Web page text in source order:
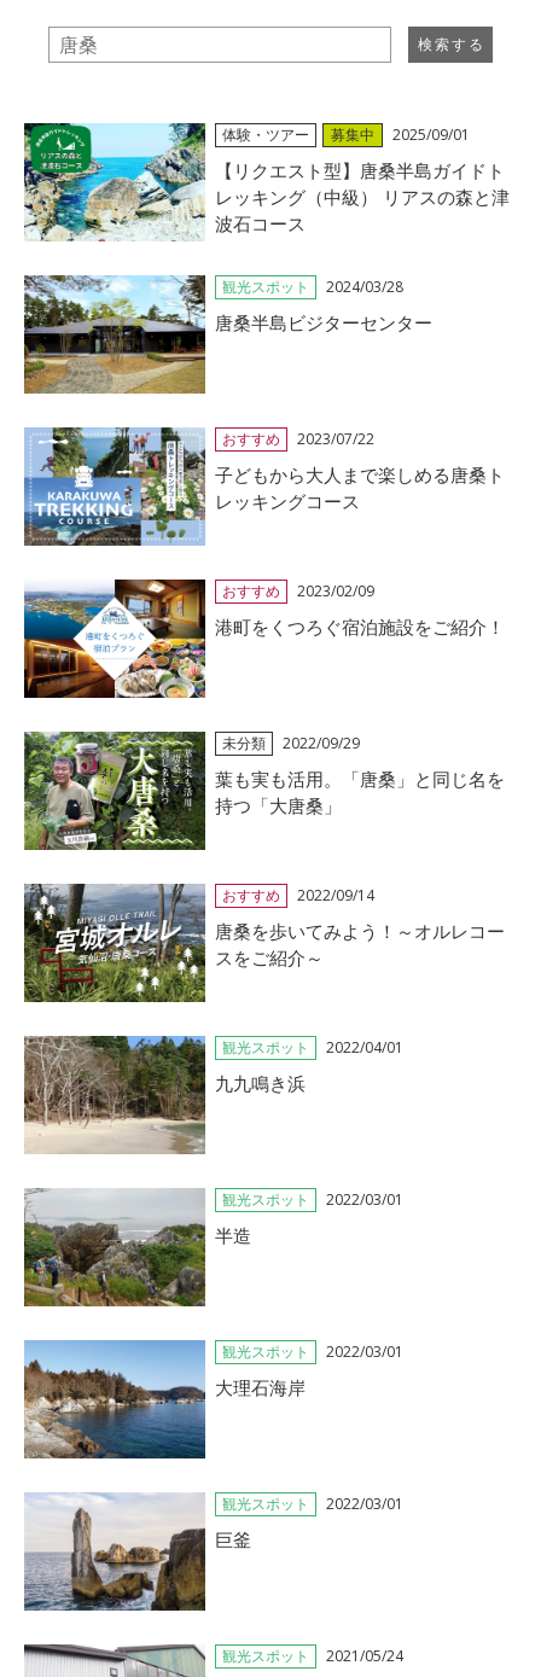
体験・ツアー 募集中 2025/09/01
【リクエスト型】唐桑半島ガイドト
レッキング（中級） リアスの森と津
波石コース
観光スポット 2024/03/28
唐桑半島ビジターセンター
おすすめ 2023/07/22
子どもから大人まで楽しめる唐桑ト
レッキングコース
おすすめ 2023/02/09
港町をくつろぐ宿泊施設をご紹介！
未分類 2022/09/29
葉も実も活用。「唐桑」と同じ名を
持つ「大唐桑」
おすすめ 2022/09/14
唐桑を歩いてみよう！～オルレコー
スをご紹介～
観光スポット 2022/04/01
九九鳴き浜
観光スポット 2022/03/01
半造
観光スポット 2022/03/01
大理石海岸
観光スポット 2022/03/01
巨釜
観光スポット 2021/05/24